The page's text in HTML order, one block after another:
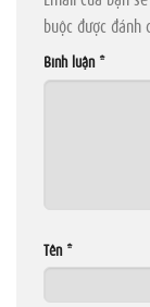
buộc được đánh
Bình luận *
Tên *